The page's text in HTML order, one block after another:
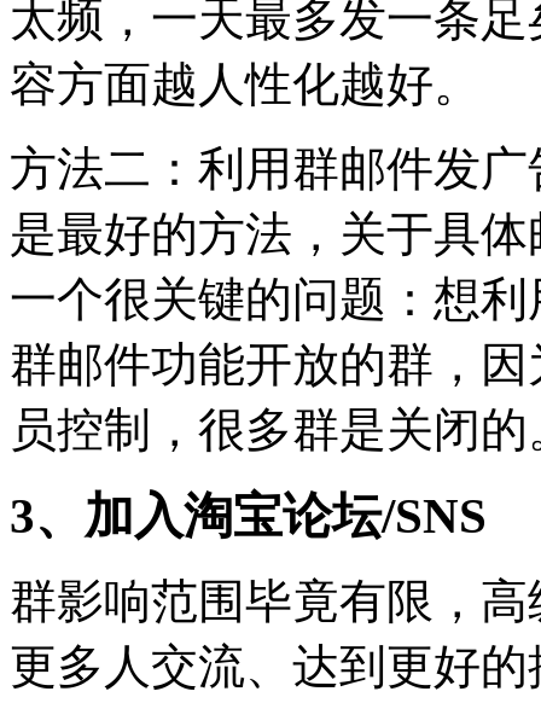
太频，一天最多发一条
容方面越人性化越好。
方法二：利用群邮件发
是最好的方法，关于具
一个很关键的问题：想
群邮件功能开放的群，
员控制，很多群是关闭的
3、加入淘宝论坛/SNS
群影响范围毕竟有限，
更多人交流、达到更好